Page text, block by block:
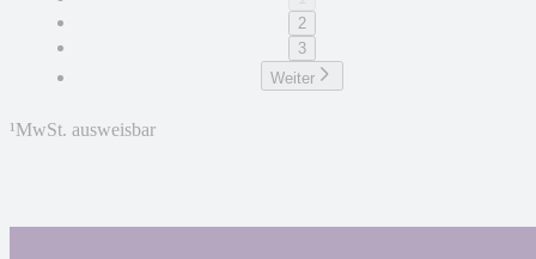
2
3
Weiter
¹MwSt. ausweisbar